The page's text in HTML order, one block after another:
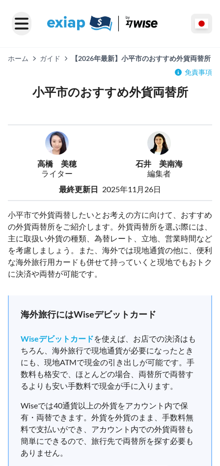
ホーム ガイド
【2026年最新】小平市のおすすめ外貨両替所
免責事項
小平市のおすすめ外貨両替所
高橋 美穂
ライター
石井 美南海
編集者
最終更新日 2025年11月26日
小平市で外貨両替したいとお考えの方に向けて、おすすめ
の外貨両替所をご紹介します。外貨両替所を選ぶ際には、
主に取扱い外貨の種類、為替レート、立地、営業時間など
を考慮しましょう。また、海外では現地通貨の他に、便利
な海外旅行用カードも併せて持っていくと現地でもおトク
に決済や両替が可能です。
海外旅行にはWiseデビットカード
Wiseデビットカードを使えば、お店での決済はも
ちろん、海外旅行で現地通貨が必要になったとき
にも、現地ATMで現金の引き出しが可能です。手
数料も格安で、ほとんどの場合、両替所で両替す
るよりも安い手数料で現金が手に入ります。
Wiseでは40通貨以上の外貨をアカウント内で保
有・両替できます。外貨を外貨のまま、手数料無
料で支払いができ、アカウント内での外貨両替も
簡単にできるので、旅行先で両替所を探す必要も
ありません。